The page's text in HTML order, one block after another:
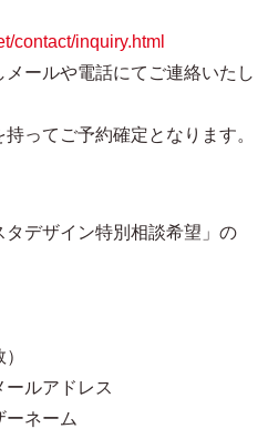
contact/inquiry.html
ールや電話にてご連絡いたし
ってご予約確定となります。
デザイン特別相談希望」の
ールアドレス
ーネーム